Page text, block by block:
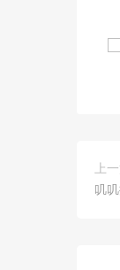
上
叽